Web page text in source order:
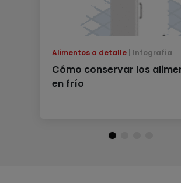
Alimentos a detalle Infografía
Cómo conservar los
en frío